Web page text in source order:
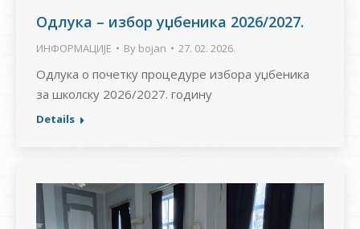
Одлука – избор уџбеника 2026/2027.
ИНФОРМАЦИЈЕ By bojan 27. 02. 2026.
Одлука о почетку процедуре избора уџбеника
за школску 2026/2027. годину
Details